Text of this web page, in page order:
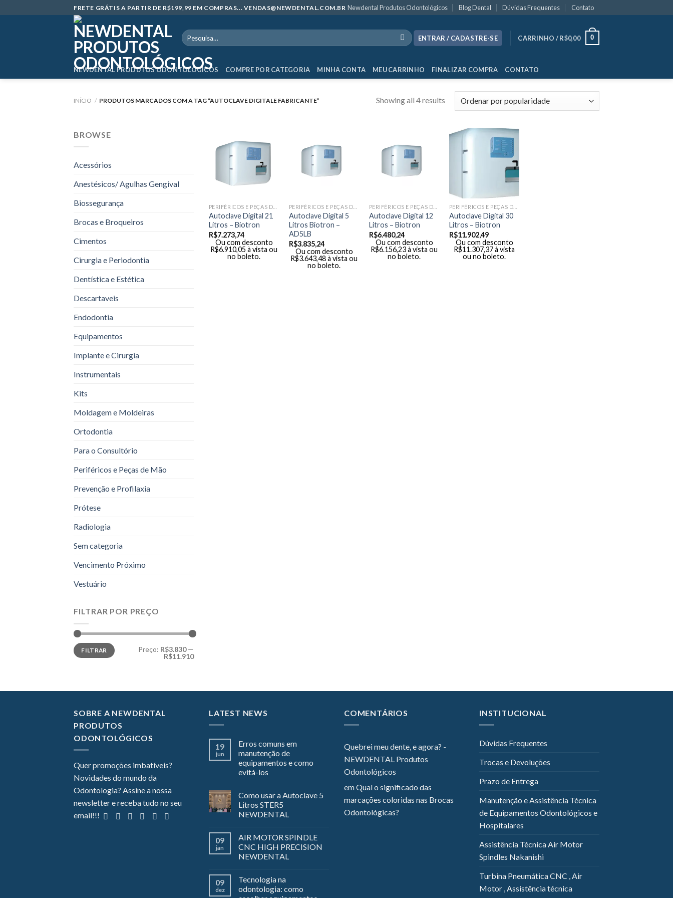
to
FRETE GRÁTIS A PARTIR DE R$199,99 EM COMPRAS... VENDAS@NEWDENTAL.COM.BR Newdental Produtos Odontológicos Blog Dental Dúvidas Frequentes Contato
Pesquisar
por:
ENTRAR / CADASTRE-SE CARRINHO /R$0,00 0
NEWDENTAL PRODUTOS ODONTOLÓGICOS COMPRE POR CATEGORIA MINHA CONTA MEU CARRINHO FINALIZAR COMPRA CONTATO
INÍCIO / PRODUTOS MARCADOS COM A TAG “AUTOCLAVE DIGITALE FABRICANTE” Showing all 4 results
BROWSE
Acessórios
Anestésicos/ Agulhas Gengival
Biossegurança
Brocas e Broqueiros
Cimentos
Cirurgia e Periodontia
Dentística e Estética
Descartaveis
Endodontia
Equipamentos
Implante e Cirurgia
Instrumentais
Kits
Moldagem e Moldeiras
Ortodontia
Para o Consultório
Periféricos e Peças de Mão
Prevenção e Profilaxia
Prótese
Radiologia
Sem categoria
Vencimento Próximo
Vestuário
FILTRAR POR PREÇO
Preço
mínimo
Preço
máximo
FILTRAR Preço: R$3.830—
R$11.910
Autoclave Digital 21
Litros – Biotron
R$7.273,74
Ou com desconto
R$6.910,05 à vista ou
no boleto.
Autoclave Digital 5
Litros Biotron –
AD5LB
R$3.835,24
Ou com desconto
R$3.643,48à vista ou
no boleto.
Autoclave Digital 12
Litros – Biotron
R$6.480,24
Ou com desconto
R$6.156,23à vista ou
no boleto.
Autoclave Digital 30
Litros – Biotron
R$11.902,49
Ou com desconto
R$11.307,37à vista
ou no boleto.
SOBRE A NEWDENTAL
PRODUTOS
ODONTOLÓGICOS
Quer promoções imbatíveis?
Novidades do mundo da
Odontologia? Assine a nossa
newsletter e receba tudo no seu
email!!!
LATEST NEWS
19
jun
Erros comuns em
manutenção de
equipamentos e como
evitá-los
Como usar a Autoclave 5
Litros STER5
NEWDENTAL
09
jan
AIR MOTOR SPINDLE
CNC HIGH PRECISION
NEWDENTAL
09
dez
Tecnologia na
odontologia: como
COMENTÁRIOS
Quebrei meu dente, e agora? -
NEWDENTAL Produtos
Odontológicos
emQual o significado das
marcações coloridas nas Brocas
Odontológicas?
INSTITUCIONAL
Dúvidas Frequentes
Trocas e Devoluções
Prazo de Entrega
Manutenção e Assistência Técnica
de Equipamentos Odontológicos e
Hospitalares
Assistência Técnica Air Motor
Spindles Nakanishi
Turbina Pneumática CNC , Air
Motor , Assistência técnica